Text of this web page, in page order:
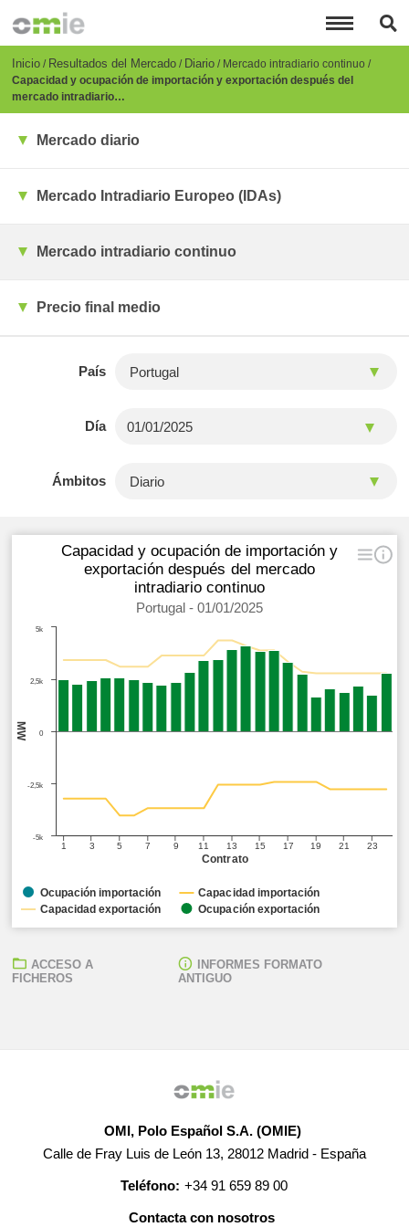
principal
Breadcrumb
Inicio Resultados del Mercado Diario Mercado intradiario continuo
Capacidad y ocupación de importación y exportación después del
mercado intradiario…
Mercado diario
Mercado Intradiario Europeo (IDAs)
Mercado intradiario continuo
Precio final medio
País
Día
Ámbitos
Contrato
MW
Capacidad y ocupación de importación y
exportación después del mercado
intradiario continuo
Portugal - 01/01/2025
1 3 5 7 9 11 13 15 17 19 21 23
-5k
-2,5k
0
2,5k
5k
Ocupación importación Capacidad importación
Capacidad exportación Ocupación exportación
ACCESO A
FICHEROS
INFORMES FORMATO
ANTIGUO
OMI, Polo Español S.A. (OMIE)
Calle de Fray Luis de León 13, 28012 Madrid - España
Teléfono: +34 91 659 89 00
Contacta con nosotros